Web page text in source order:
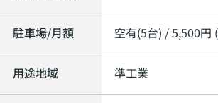
駐車場/月額 空有(5台) / 5,500円
用途地域 準工業